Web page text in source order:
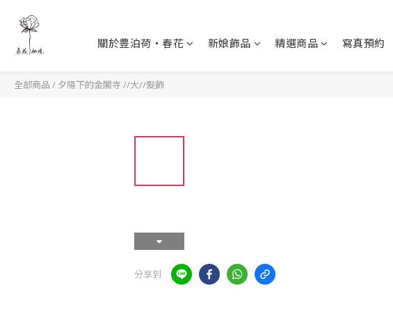
關於豊泊荷‧春花 新娘飾品 精選商品 寫真預約
全部商品 / 夕陽下的金閣寺 //大//髮飾
分享到